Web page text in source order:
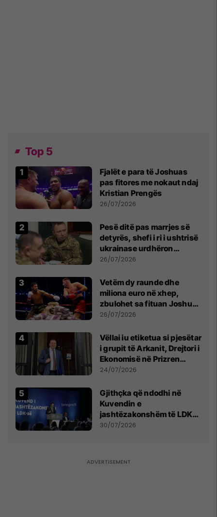
Top 5
Fjalët e para të Joshuas
pas fitores me nokaut ndaj
Kristian Prengës
26/07/2026
Pesë ditë pas marrjes së
detyrës, shefi i ri i ushtrisë
ukrainase urdhëron
kontroll të madh
26/07/2026
Vetëm dy raunde dhe
miliona euro në xhep,
zbulohet sa fituan Joshua
e Prenga
26/07/2026
Vëllai iu etiketua si pjesëtar
i grupit të Arkanit, Drejtori i
Ekonomisë në Prizren
mohon pretendimet
24/07/2026
Gjithçka që ndodhi në
Kuvendin e
jashtëzakonshëm të LDK-
së
30/07/2026